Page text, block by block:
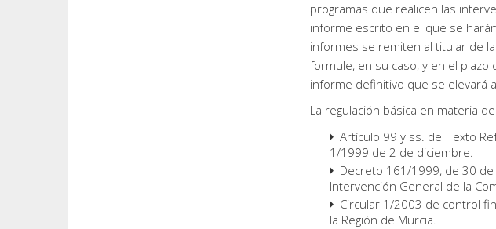
programas que realicen las
informe escrito en el que se
informes se remiten al titular de
formule, en su caso, y en el plazo
informe definitivo que se elevará
La regulación básica en materia
Artículo 99 y ss. del Texto
1/1999 de 2 de diciembre.
Decreto 161/1999, de 30
Intervención General de la
Circular 1/2003 de control
la Región de Murcia.